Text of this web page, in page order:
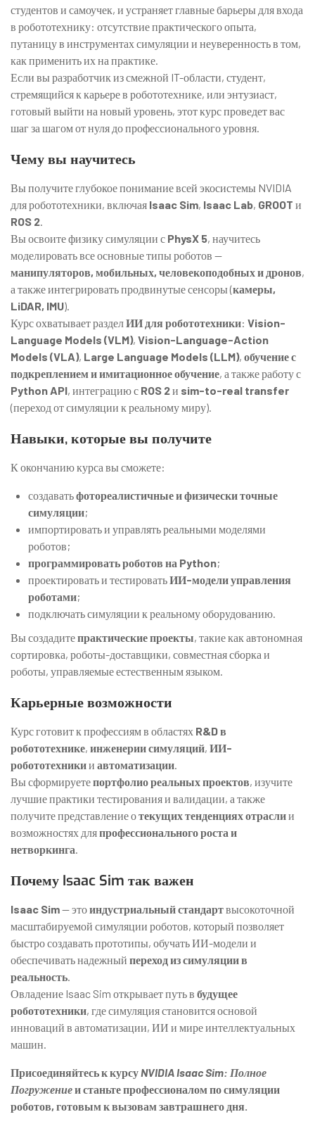
студентов и самоучек, и устраняет главные барьеры для входа
в робототехнику: отсутствие практического опыта,
путаницу в инструментах симуляции и неуверенность в том,
как применить их на практике.
Если вы разработчик из смежной IT-области, студент,
стремящийся к карьере в робототехнике, или энтузиаст,
готовый выйти на новый уровень, этот курс проведет вас
шаг за шагом от нуля до профессионального уровня.
Чему вы научитесь
Вы получите глубокое понимание всей экосистемы NVIDIA
для робототехники, включая Isaac Sim, Isaac Lab, GROOT и
ROS 2
Вы освоите физику симуляции с PhysX 5, научитесь
моделировать все основные типы роботов —
манипуляторов, мобильных, человекоподобных и дронов,
а также интегрировать продвинутые сенсоры (камеры,
LiDAR, IMU).
Курс охватывает разделИИ для робототехники: Vision-
Language Models (VLM), Vision-Language-Action
Models (VLA), Large Language Models (LLM), обучение с
подкреплением и имитационное обучение, а также работу с
Python API, интеграцию с ROS 2и sim-to-real transfer
(переход от симуляции к реальному миру).
Навыки, которые вы получите
К окончанию курса вы сможете:
создаватьфотореалистичные и физически точные
симуляции;
импортировать и управлять реальными моделями
роботов;
программировать роботов на Python;
проектировать и тестироватьИИ-модели управления
роботами;
подключать симуляции к реальному оборудованию.
Вы создадитепрактические проекты, такие как автономная
сортировка, роботы-доставщики, совместная сборка и
роботы, управляемые естественным языком.
Карьерные возможности
Курс готовит к профессиям в областях R&D в
робототехнике, инженерии симуляций, ИИ-
робототехникии автоматизации
Вы сформируетепортфолио реальных проектов, изучите
лучшие практики тестирования и валидации, а также
получите представление отекущих тенденциях отраслии
возможностях дляпрофессионального роста и
нетворкинга
Почему Isaac Sim так важен
Isaac Sim— этоиндустриальный стандартвысокоточной
масштабируемой симуляции роботов, который позволяет
быстро создавать прототипы, обучать ИИ-модели и
обеспечивать надежный переход из симуляции в
реальность
Овладение Isaac Sim открывает путь в будущее
робототехники, где симуляция становится основой
инноваций в автоматизации, ИИ и мире интеллектуальных
машин.
Присоединяйтесь к курсу NVIDIA Isaac Sim: Полное
Погружениеи станьте профессионалом по симуляции
роботов, готовым к вызовам завтрашнего дня.